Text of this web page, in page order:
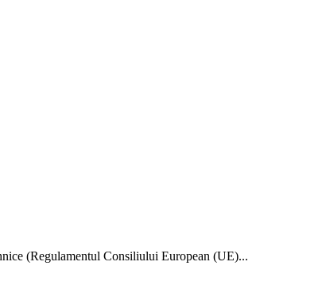
(Regulamentul Consiliului European (UE)...